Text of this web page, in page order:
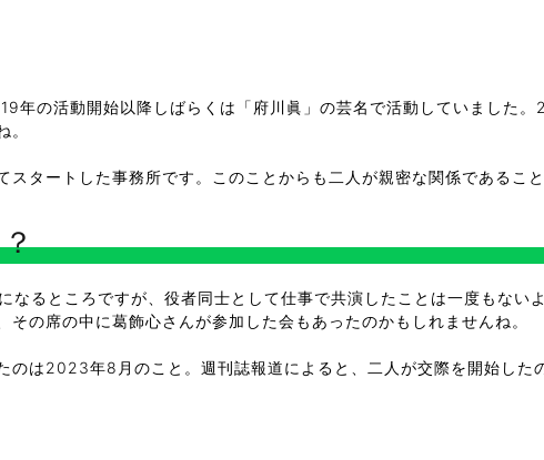
年の活動開始以降しばらくは「府川眞」の芸名で活動していました
。
タートした事務所です。このことからも二人が親密な関係であること
るところですが、役者同士として仕事で共演したことは一度もない
の席の中に葛飾心さんが参加した会もあったのかもしれませんね。
は2023年8月のこと。週刊誌報道によると、二人が交際を開始した